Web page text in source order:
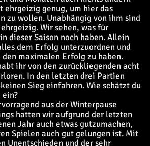
ehrgeizig genug, um hier das
zu wollen. Unabhängig von ihm sind
Wir sehen, was für
dieser Saison noch haben. Allein
dem Erfolg unterzuordnen und
den maximalen Erfolg zu haben.
ihr von den zurückliegenden acht
In den letzten drei Partien
Sieg einfahren. Wie schätzt du
ein?
aus der Winterpause
hatten wir aufgrund der letzten
Jahr auch etwas gutzumachen,
Spielen auch gut gelungen ist. Mit
Unentschieden und der sehr